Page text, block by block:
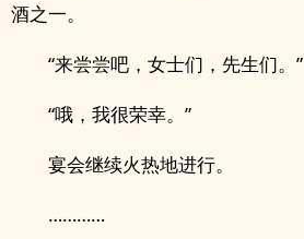
酒之一。
“来尝尝吧，女士们，先生们。”
“哦，我很荣幸。”
宴会继续火热地进行。
…………